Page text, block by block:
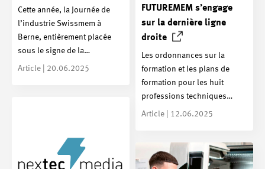
Cette année, la Journée de
l’industrie Swissmem à
Berne, entièrement placée
sous le signe de la…
Article | 20.06.2025
FUTUREMEM s’engage
sur la dernière ligne
droite
Les ordonnances sur la
formation et les plans de
formation pour les huit
professions techniques…
Article | 12.06.2025